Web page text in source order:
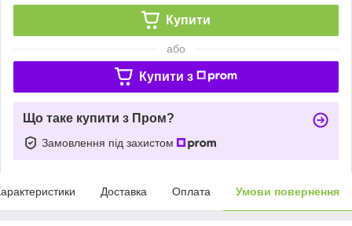
Купити
або
Купити з
Що таке купити з Пром?
Замовлення під захистом
Доставка Оплата Умови повернення